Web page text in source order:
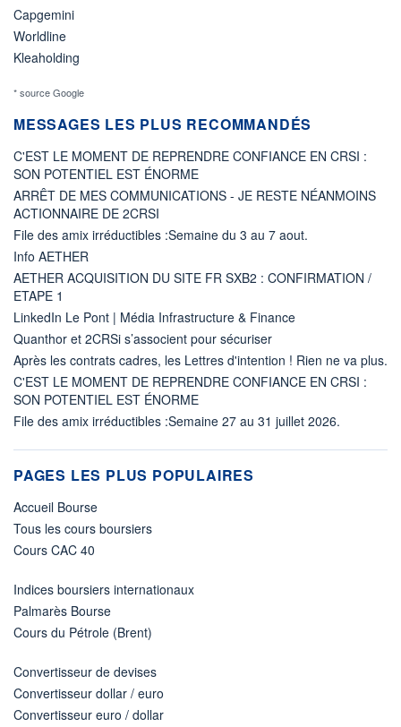
Capgemini
Worldline
Kleaholding
* source Google
MESSAGES LES PLUS RECOMMANDÉS
C'EST LE MOMENT DE REPRENDRE CONFIANCE EN CRSI :
SON POTENTIEL EST ÉNORME
ARRÊT DE MES COMMUNICATIONS - JE RESTE NÉANMOINS
ACTIONNAIRE DE 2CRSI
File des amix irréductibles :Semaine du 3 au 7 aout.
Info AETHER
AETHER ACQUISITION DU SITE FR SXB2 : CONFIRMATION /
ETAPE 1
LinkedIn Le Pont | Média Infrastructure & Finance
Quanthor et 2CRSi s’associent pour sécuriser
Après les contrats cadres, les Lettres d'intention ! Rien ne va plus.
C'EST LE MOMENT DE REPRENDRE CONFIANCE EN CRSI :
SON POTENTIEL EST ÉNORME
File des amix irréductibles :Semaine 27 au 31 juillet 2026.
PAGES LES PLUS POPULAIRES
Accueil Bourse
Tous les cours boursiers
Cours CAC 40
Indices boursiers internationaux
Palmarès Bourse
Cours du Pétrole (Brent)
Convertisseur de devises
Convertisseur dollar / euro
Convertisseur euro / dollar